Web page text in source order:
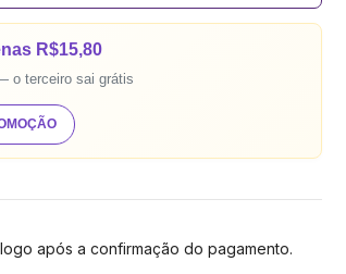
R$15,80
o terceiro sai grátis
após a confirmação do pagamento.